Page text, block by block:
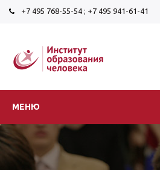
+7 495 768-55-54 ; +7 495 941-61-41
МЕНЮ